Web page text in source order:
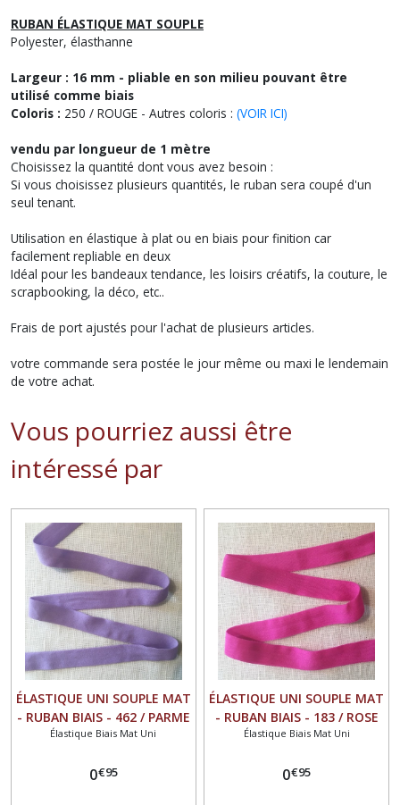
RUBAN ÉLASTIQUE MAT SOUPLE
Polyester, élasthanne
Largeur : 16 mm - pliable en son milieu pouvant être
utilisé comme biais
Coloris : 250 / ROUGE - Autres coloris : (VOIR ICI)
vendu par longueur de 1 mètre
Choisissez la quantité dont vous avez besoin :
Si vous choisissez plusieurs quantités, le ruban sera coupé d'un
seul tenant.
Utilisation en élastique à plat ou en biais pour finition car
facilement repliable en deux
Idéal pour les bandeaux tendance, les loisirs créatifs, la couture, le
scrapbooking, la déco, etc..
Frais de port ajustés pour l'achat de plusieurs articles.
votre commande sera postée le jour même ou maxi le lendemain
de votre achat.
Vous pourriez aussi être
intéressé par
ÉLASTIQUE UNI SOUPLE MAT
- RUBAN BIAIS - 462 / PARME
** 16 mm ** FOE OEKO-TEX
Élastique Biais Mat Uni
0€95
ÉLASTIQUE UNI SOUPLE MAT
- RUBAN BIAIS - 183 / ROSE
ORCHIDÉE ** 16 mm ** FOE
mètre
Élastique Biais Mat Uni
0€95